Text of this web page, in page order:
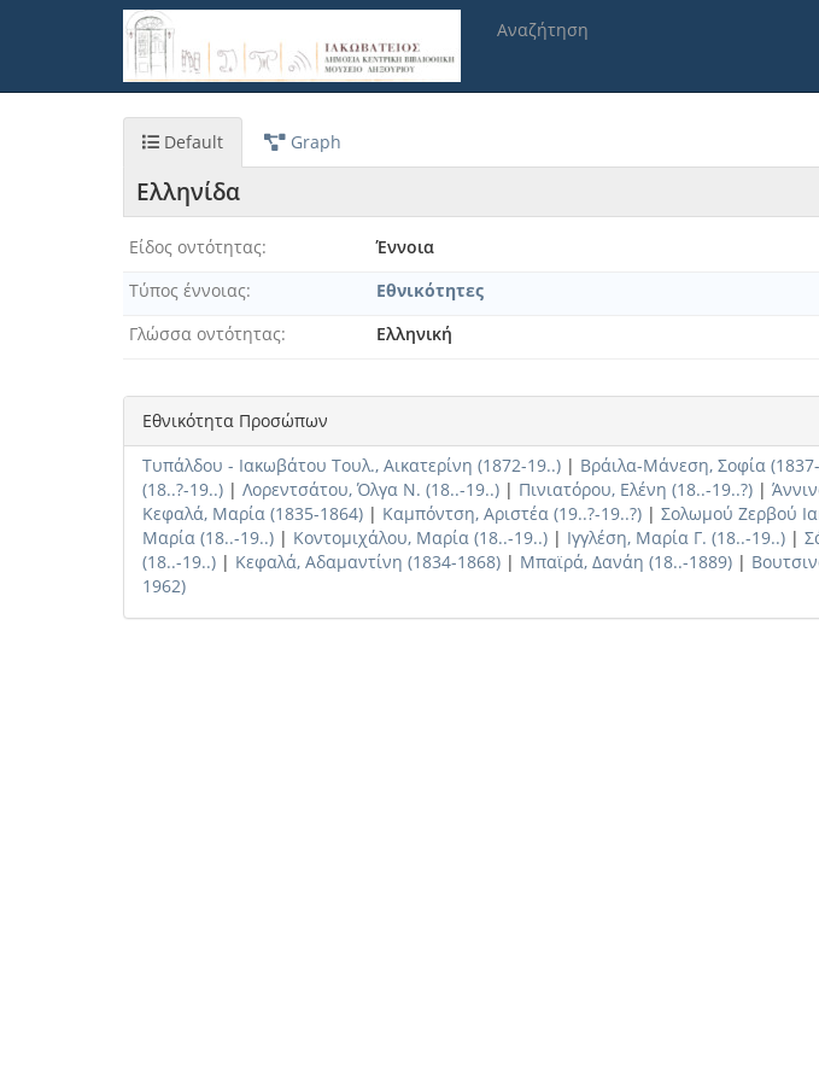
Αναζήτηση
Default Graph
Ελληνίδα
Είδος οντότητας
Έννοια
Τύπος έννοιας
Εθνικότητες
Γλώσσα οντότητας
Ελληνική
Εθνικότητα Προσώπων
Τυπάλδου - Ιακωβάτου Τουλ., Αικατερίνη (1872-19..) | Βράιλα-Μάνεση, Σοφία
(18..?-19..) | Λορεντσάτου, Όλγα Ν. (18..-19..) | Πινιατόρου, Ελένη (18..-19..?) |
Κεφαλά, Μαρία (1835-1864) | Καμπόντση, Αριστέα (19..?-19..?) | Σολωμού Ζερβού
Μαρία (18..-19..) | Κοντομιχάλου, Μαρία (18..-19..) | Ιγγλέση, Μαρία Γ. (18..-19..) |
(18..-19..) | Κεφαλά, Αδαμαντίνη (1834-1868) | Μπαϊρά, Δανάη (18..-1889) |
1962)